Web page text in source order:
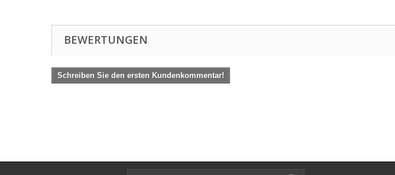
BEWERTUNGEN
Schreiben Sie den ersten Kundenkommentar!